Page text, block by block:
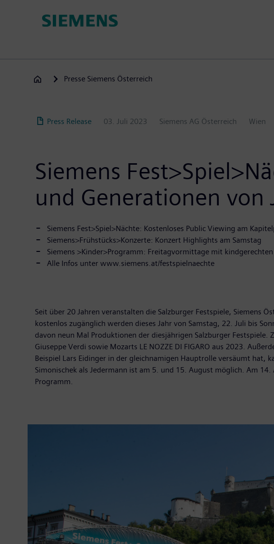
Presse Siemens Österreich
Press Release 03. Juli 2023 Siemens AG Österreich Wien
Siemens
und Generationen von
Siemens Fest>Spiel>Nächte: Kostenloses Public Viewing am
Siemens>Frühstücks>Konzerte: Konzert Highlights am Samstag
Siemens >Kinder>Programm: Freitagvormittage mit
Alle Infos unter www.siemens.at/festspielnaechte
Seit über 20 Jahren veranstalten die Salzburger Festspiele, Siemens
kostenlos zugänglich werden dieses Jahr von Samstag, 22. Juli bis
davon neun Mal Produktionen der diesjährigen Salzburger Festspiele.
Giuseppe Verdi sowie Mozarts LE NOZZE DI FIGARO aus 2023.
Beispiel Lars Eidinger in der gleichnamigen Hauptrolle versäumt hat,
Simonischek als Jedermann ist am 5. und 15. August möglich. Am
Programm.